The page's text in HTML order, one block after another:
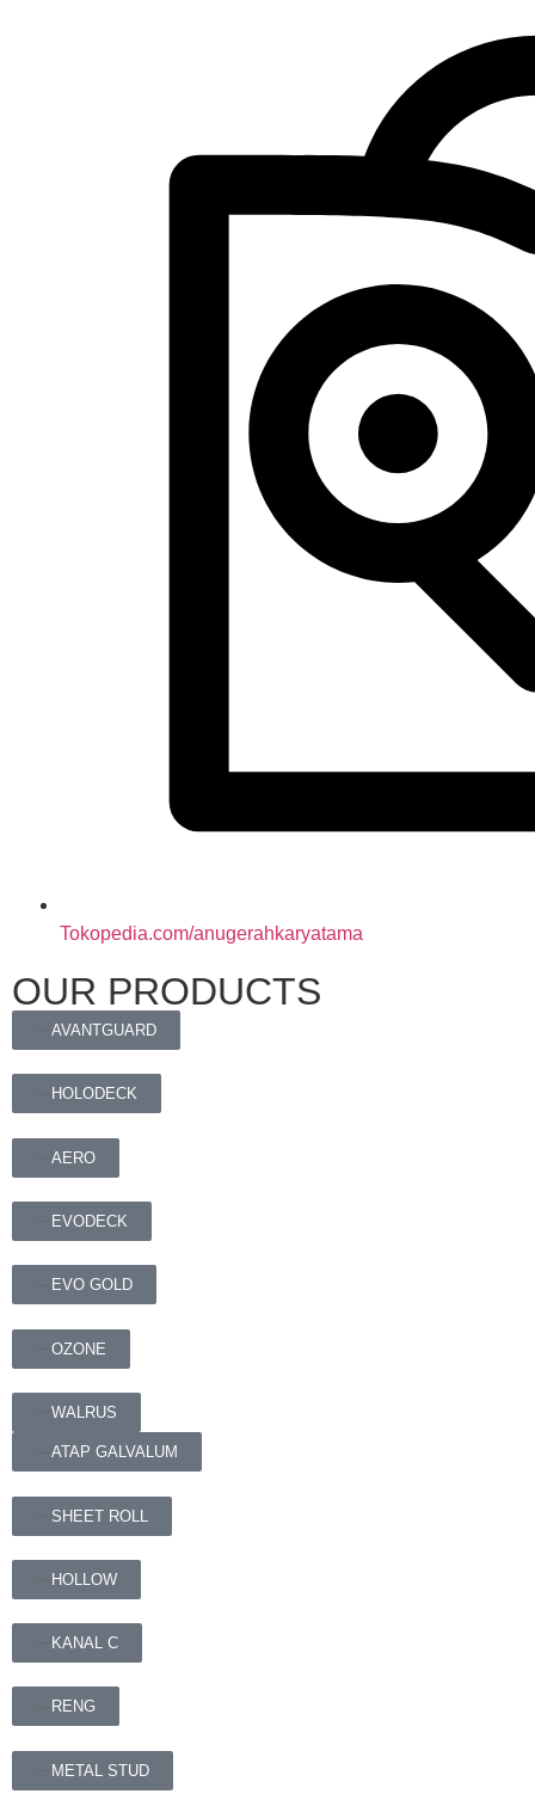
Tokopedia.com/anugerahkaryatama
OUR PRODUCTS
AVANTGUARD
HOLODECK
AERO
EVODECK
EVO GOLD
OZONE
WALRUS
ATAP GALVALUM
SHEET ROLL
HOLLOW
KANAL C
RENG
METAL STUD